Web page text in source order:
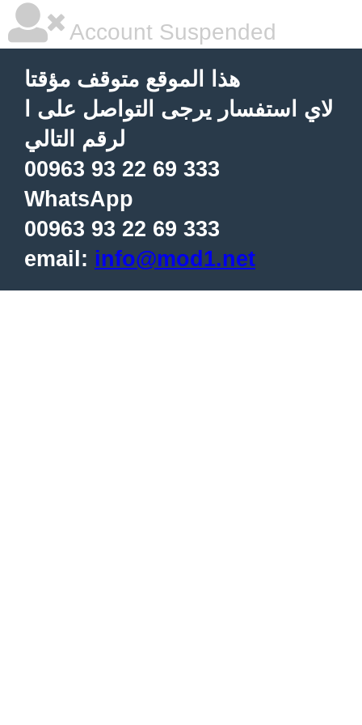
Account Suspended
هذا الموقع متوقف مؤقتا
لاي استفسار يرجى التواصل على ا
لرقم التالي
00963 93 22 69 333
WhatsApp
00963 93 22 69 333
email: info@mod1.net